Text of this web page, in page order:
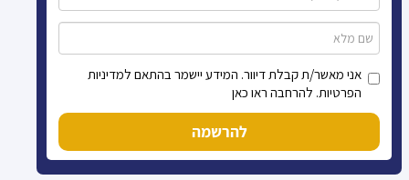
אני מאשר/ת קבלת דיוור. המידע יישמר בהתאם למדיניות
הפרטיות. להרחבה ראו כאן
להרשמה